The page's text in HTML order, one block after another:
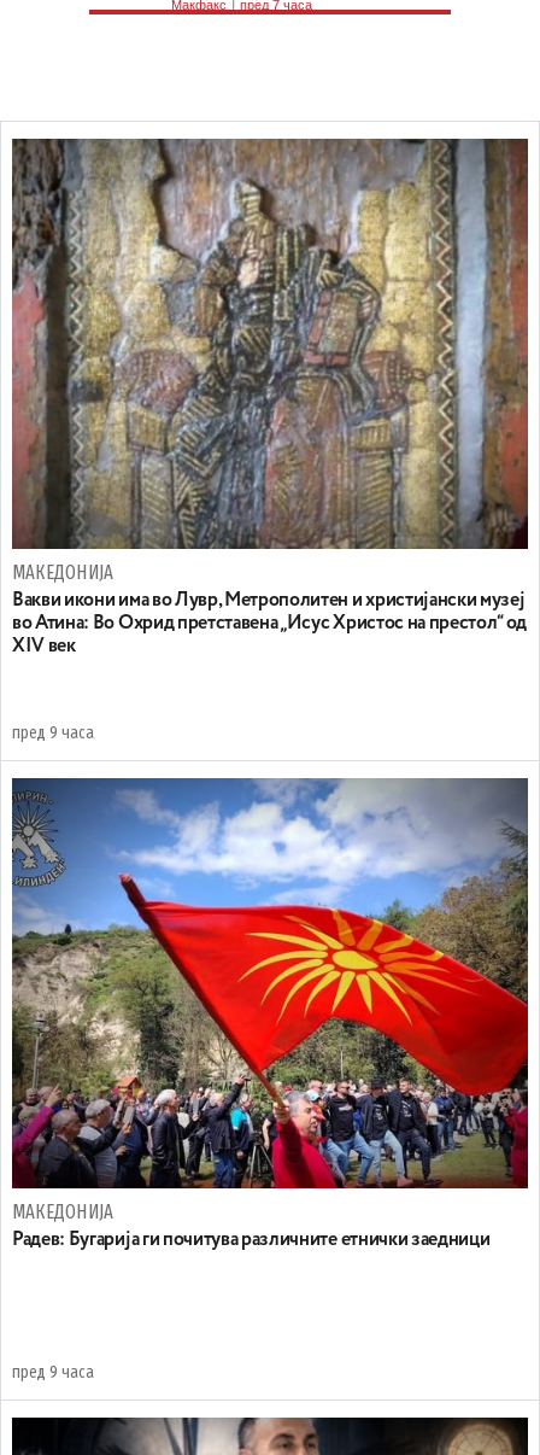
МАКЕДОНИЈА
Вакви икони има во Лувр, Метрополитен и христијански музеј
во Атина: Во Охрид претставена „Исус Христос на престол“ од
XIV век
пред 9 часа
МАКЕДОНИЈА
Радев: Бугарија ги почитува различните етнички заедници
пред 9 часа